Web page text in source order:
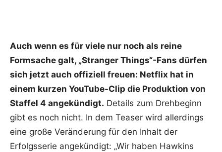
Auch wenn es für viele nur noch als reine
Formsache galt, „Stranger Things“-Fans dürfen
sich jetzt auch offiziell freuen: Netflix hat in
einem kurzen YouTube-Clip die Produktion von
Staffel 4 angekündigt. Details zum Drehbeginn
gibt es noch nicht. In dem Teaser wird allerdings
eine große Veränderung für den Inhalt der
Erfolgsserie angekündigt: „Wir haben Hawkins